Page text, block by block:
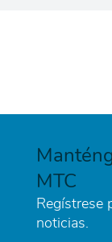
MTC
Regístrese
noticias.